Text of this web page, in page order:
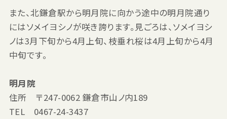
また、北鎌倉駅から明月院に向かう途中の明月院通り
にはソメイヨシノが咲き誇ります。見ごろは、ソメイヨシ
ノは3月下旬から4月上旬、枝垂れ桜は4月上旬から4月
中旬です。
明月院
住所 〒247-0062 鎌倉市山ノ内189
TEL 0467-24-3437